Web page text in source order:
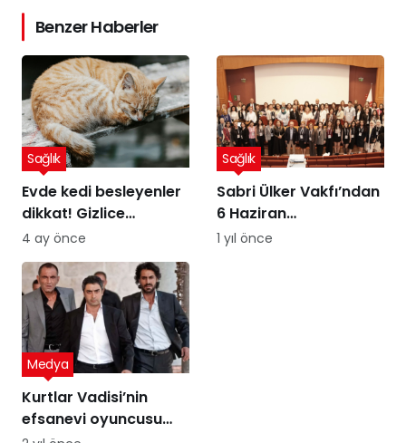
Benzer Haberler
Evde kedi besleyenler
dikkat! Gizlice
yerleşen parazit,
açıyor
Sağlık
4 ay önce
Sabri Ülker Vakfı’ndan
6 Haziran
Diyetisyenler Günü’ne
Sağlık
1 yıl önce
Kurtlar Vadisi’nin
efsanevi oyuncusu
Medya